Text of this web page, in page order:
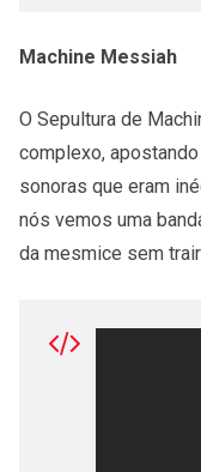
Machine Messiah
O Sepultura de
complexo,
sonoras que eram
nós vemos uma
da mesmice sem